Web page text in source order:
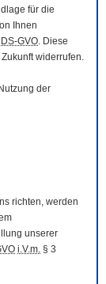
für die
Ihnen
DS-GVO. Diese
widerrufen.
der
richten, werden
unserer
i.V.m. § 3